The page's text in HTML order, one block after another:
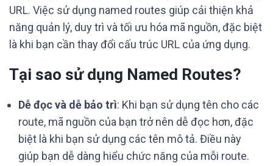
URL. Việc sử dụng named routes giúp cải thiện khả
năng quản lý, duy trì và tối ưu hóa mã nguồn, đặc biệt
là khi bạn cần thay đổi cấu trúc URL của ứng dụng.
Tại sao sử dụng Named Routes?
Dễ đọc và dễ bảo trì: Khi bạn sử dụng tên cho các
route, mã nguồn của bạn trở nên dễ đọc hơn, đặc
biệt là khi bạn sử dụng các tên mô tả. Điều này
giúp bạn dễ dàng hiểu chức năng của mỗi route.